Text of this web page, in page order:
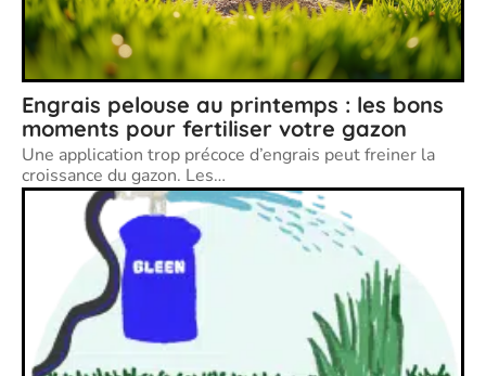
Engrais pelouse au printemps : les bons
moments pour fertiliser votre gazon
Une application trop précoce d’engrais peut freiner la
croissance du gazon. Les…